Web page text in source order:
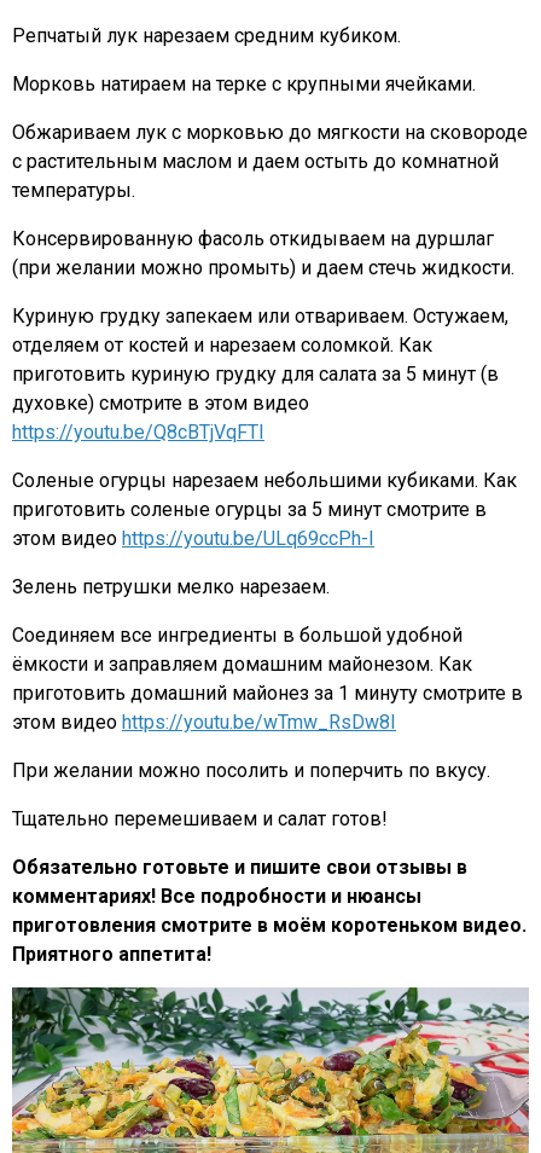
Репчатый лук нарезаем средним кубиком.
Морковь натираем на терке с крупными ячейками.
Обжариваем лук с морковью до мягкости на сковороде
с растительным маслом и даем остыть до комнатной
температуры.
Консервированную фасоль откидываем на дуршлаг
(при желании можно промыть) и даем стечь жидкости.
Куриную грудку запекаем или отвариваем. Остужаем,
отделяем от костей и нарезаем соломкой. Как
приготовить куриную грудку для салата за 5 минут (в
духовке) смотрите в этом видео
https://youtu.be/Q8cBTjVqFTI
Соленые огурцы нарезаем небольшими кубиками. Как
приготовить соленые огурцы за 5 минут смотрите в
этом видео https://youtu.be/ULq69ccPh-I
Зелень петрушки мелко нарезаем.
Соединяем все ингредиенты в большой удобной
ёмкости и заправляем домашним майонезом. Как
приготовить домашний майонез за 1 минуту смотрите в
этом видео https://youtu.be/wTmw_RsDw8I
При желании можно посолить и поперчить по вкусу.
Тщательно перемешиваем и салат готов!
Обязательно готовьте и пишите свои отзывы в
комментариях! Все подробности и нюансы
приготовления смотрите в моём коротеньком видео.
Приятного аппетита!